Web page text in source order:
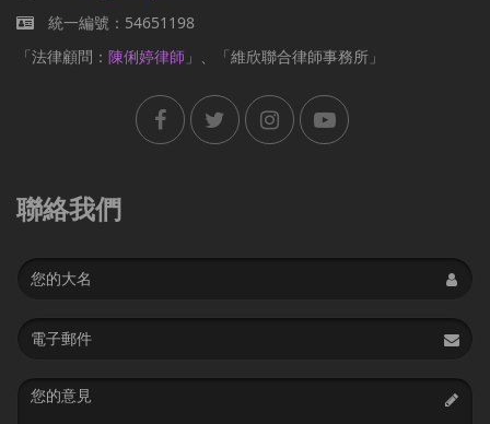
統一編號：54651198
「法律顧問： 陳俐婷律師 」、「維欣聯合律師事務所」
聯絡我們
Name
Email
address
Message